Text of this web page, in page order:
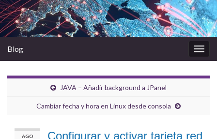
la
Blog
JAVA – Añadir background a JPanel
Cambiar fecha y hora en Linux desde consola
AGO
Configurar y activar tarjeta red